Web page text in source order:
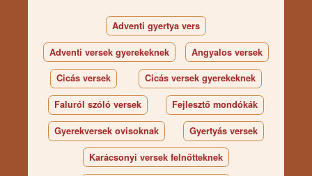
Adventi gyertya vers
Adventi versek gyerekeknek Angyalos versek
Cicás versek Cicás versek gyerekeknek
Faluról szóló versek Fejlesztő mondókák
Gyerekversek ovisoknak Gyertyás versek
Karácsonyi versek felnőtteknek